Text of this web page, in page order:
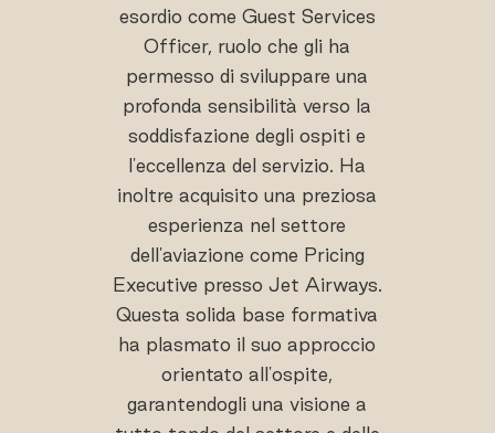
esordio come Guest Services
Officer, ruolo che gli ha
permesso di sviluppare una
profonda sensibilità verso la
soddisfazione degli ospiti e
l'eccellenza del servizio. Ha
inoltre acquisito una preziosa
esperienza nel settore
dell'aviazione come Pricing
Executive presso Jet Airways.
Questa solida base formativa
ha plasmato il suo approccio
orientato all'ospite,
garantendogli una visione a